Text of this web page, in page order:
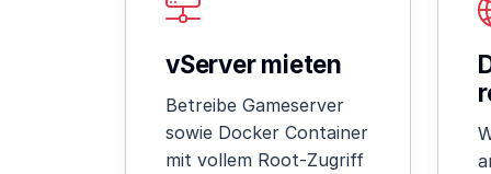
vServer mieten
Betreibe Gameserver
sowie Docker Container
mit vollem Root-Zugriff